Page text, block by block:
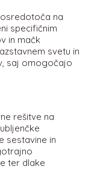
na
specifičnim
in mačk
svetu in
saj omogočajo
rešitve na
sestavine in
ter dlake